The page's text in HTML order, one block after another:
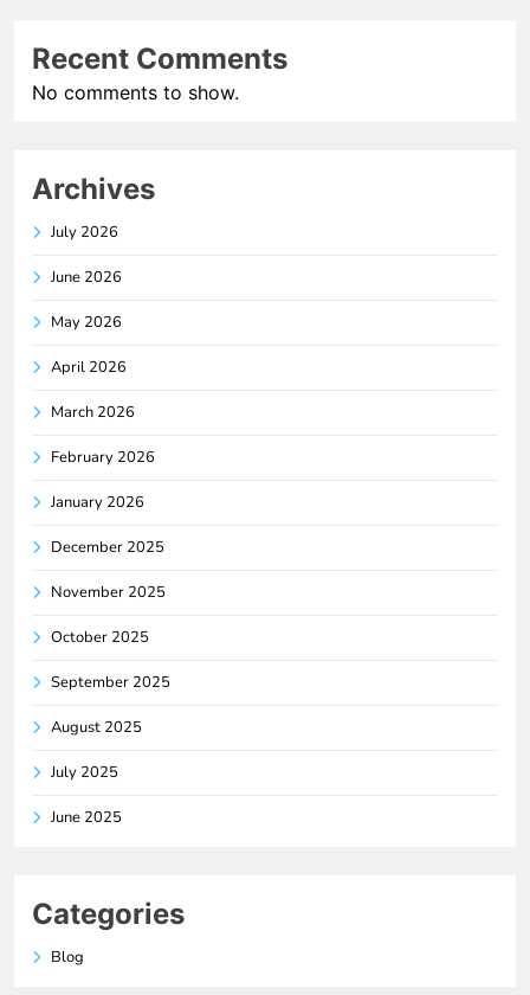
Recent Comments
No comments to show.
Archives
July 2026
June 2026
May 2026
April 2026
March 2026
February 2026
January 2026
December 2025
November 2025
October 2025
September 2025
August 2025
July 2025
June 2025
Categories
Blog